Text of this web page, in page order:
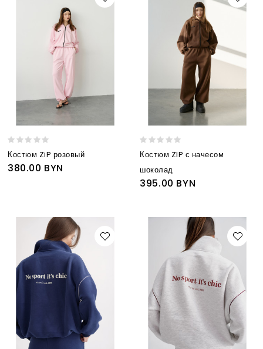
Костюм ZiP розовый
380.00 BYN
Костюм ZIP с начесом
шоколад
395.00 BYN